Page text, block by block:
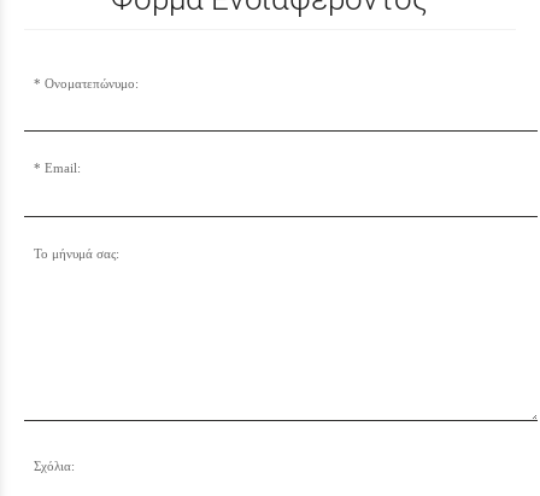
Ονοματεπώνυμο:
Email:
Το μήνυμά σας:
Σχόλια: